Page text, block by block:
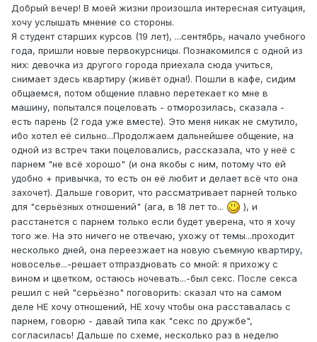
Добрый вечер! В моей жизни произошла интересная ситуация,
хочу услышать мнение со стороны.
Я студент старших курсов (19 лет), ...сентябрь, начало учебного
года, пришли новые первокурсницы. Познакомился с одной из
них: девочка из другого города приехала сюда учиться,
снимает здесь квартиру (живёт одна!). Пошли в кафе, сидим
общаемся, потом общение плавно перетекает ко мне в
машину, попытался поцеловать - отморозилась, сказала -
есть парень (2 года уже вместе). Это меня никак не смутило,
ибо хотел её сильно...Продолжаем дальнейшее общение, на
одной из встреч таки поцеловались, рассказала, что у неё с
парнем "не всё хорошо" (и она якобы с ним, потому что ей
удобно + привычка, то есть он её любит и делает всё что она
захочет). Дальше говорит, что рассматривает парней только
для "серьёзных отношений" (ага, в 18 лет то...
), и
расстанется с парнем только если будет уверена, что я хочу
того же. На это ничего не отвечаю, ухожу от темы...проходит
несколько дней, она переезжает на новую съемную квартиру,
новоселье...-решает отпраздновать со мной: я прихожу с
вином и цветком, остаюсь ночевать...-был секс. После секса
решил с ней "серьёзно" поговорить: сказал что на самом
деле НЕ хочу отношений, НЕ хочу чтобы она расставалась с
парнем, говорю - давай типа как "секс по дружбе",
согласилась! Дальше по схеме, несколько раз в неделю